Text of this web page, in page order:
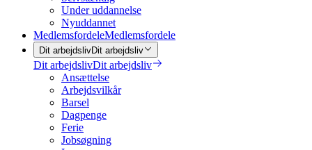
Under uddannelse
Nyuddannet
MedlemsfordeleMedlemsfordele
Dit arbejdslivDit arbejdsliv
Dit arbejdslivDit arbejdsliv
Ansættelse
Arbejdsvilkår
Barsel
Dagpenge
Ferie
Jobsøgning